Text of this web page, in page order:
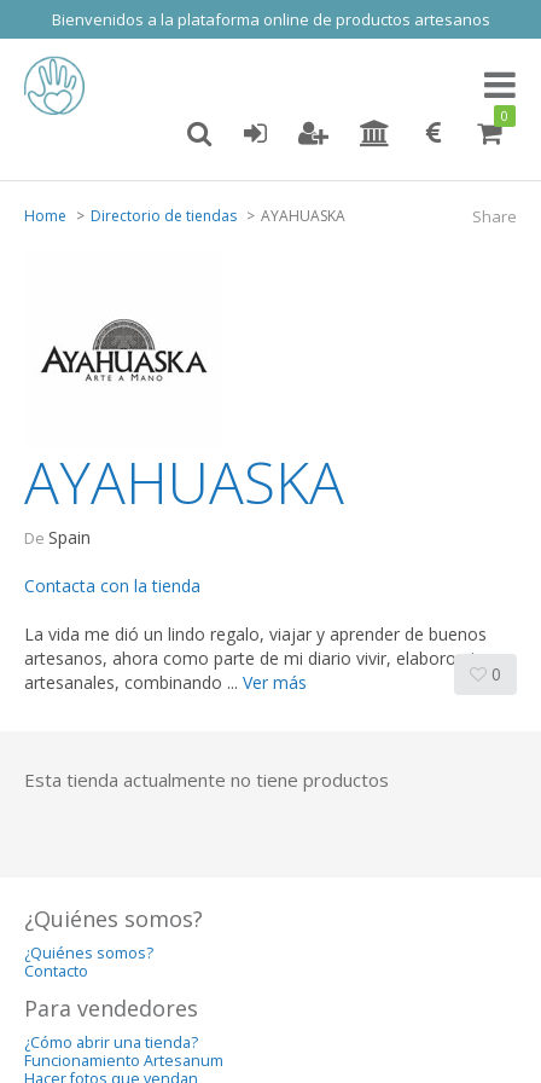
Bienvenidos a la plataforma online de productos artesanos
Toggle
0
Share
Home Directorio de tiendas AYAHUASKA
AYAHUASKA
De Spain
Contacta con la tienda
La vida me dió un lindo regalo, viajar y aprender de buenos
artesanos, ahora como parte de mi diario vivir, elaboro piezas
artesanales, combinando ... Ver más 0
Esta tienda actualmente no tiene productos
¿Quiénes somos?
¿Quiénes somos?
Contacto
Para vendedores
¿Cómo abrir una tienda?
Funcionamiento Artesanum
Hacer fotos que vendan